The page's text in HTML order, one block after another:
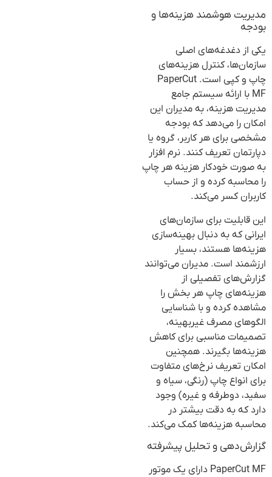
مدیریت هوشمند هزینه‌ها و
بودجه
یکی از دغدغه‌های اصلی
سازمان‌ها، کنترل هزینه‌های
چاپ و کپی است. PaperCut
MF با ارائه سیستم جامع
مدیریت هزینه، به مدیران این
امکان را می‌دهد که بودجه
مشخصی برای هر کاربر، گروه یا
دپارتمان تعریف کنند. نرم افزار
به صورت خودکار هزینه هر چاپ
را محاسبه کرده و از حساب
کاربران کسر می‌کند.
این قابلیت برای سازمان‌های
ایرانی که به دنبال بهینه‌سازی
هزینه‌ها هستند، بسیار
ارزشمند است. مدیران می‌توانند
گزارش‌های تفصیلی از
هزینه‌های چاپ هر بخش را
مشاهده کرده و با شناسایی
الگوهای مصرف غیربهینه،
تصمیمات مناسبی برای کاهش
هزینه‌ها بگیرند. همچنین
امکان تعریف نرخ‌های متفاوت
برای انواع چاپ (رنگی، سیاه و
سفید، دوطرفه و غیره) وجود
دارد که به دقت بیشتر در
محاسبه هزینه‌ها کمک می‌کند.
گزارش‌دهی و تحلیل پیشرفته
PaperCut MF دارای یک موتور